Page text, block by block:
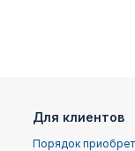
Для клиентов
Порядок